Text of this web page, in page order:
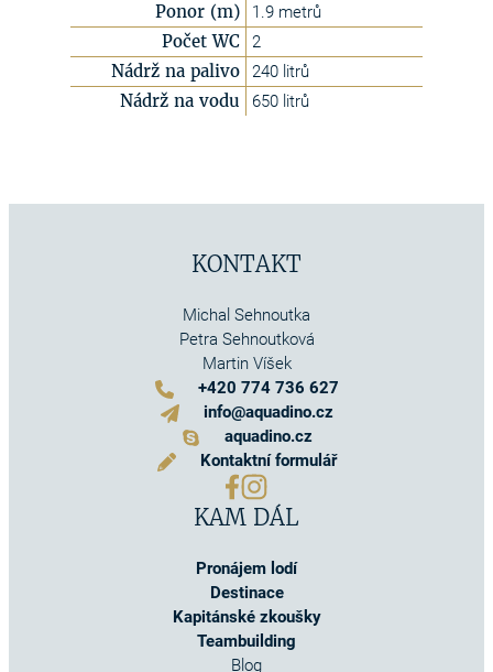
Ponor (m) 1.9 metrů
Počet WC 2
Nádrž na palivo 240 litrů
Nádrž na vodu 650 litrů
KONTAKT
Michal Sehnoutka
Petra Sehnoutková
Martin Víšek
+420 774 736 627
info@aquadino.cz
aquadino.cz
Kontaktní formulář
KAM DÁL
Pronájem lodí
Destinace
Kapitánské zkoušky
Teambuilding
Blog